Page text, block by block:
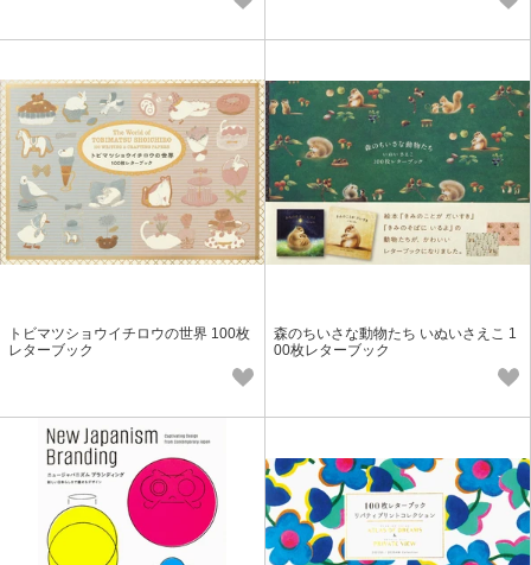
トビマツショウイチロウの世界 100枚
レターブック
森のちいさな動物たち いぬいさえこ 1
00枚レターブック